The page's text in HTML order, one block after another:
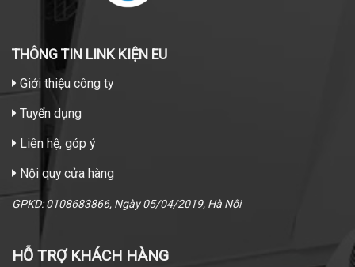
THÔNG TIN LINK KIỆN EU
Giới thiệu công ty
Tuyển dụng
Liên hệ, góp ý
Nội quy cửa hàng
GPKD: 0108683866, Ngày 05/04/2019, Hà Nội
HỖ TRỢ KHÁCH HÀNG